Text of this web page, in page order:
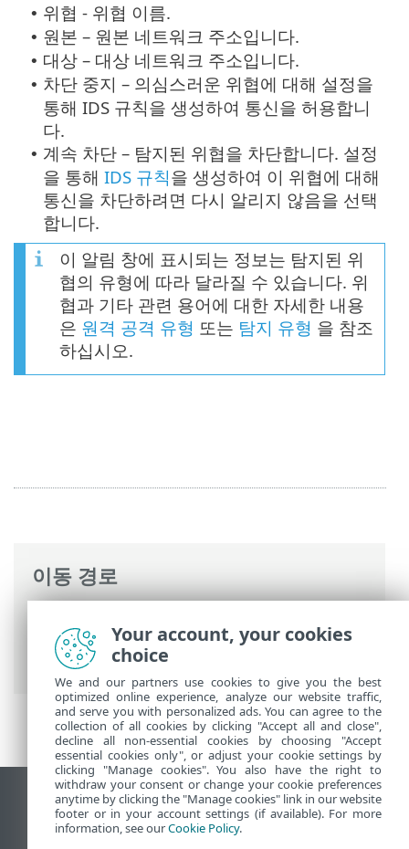
이동 경로
고급 설정
>네트워크 접근 보호>네트워크
공격 보호
> 의심스러운 위협이 차단됨
• 위협 - 위협 이름.
• 원본 – 원본 네트워크 주소입니다.
• 대상 – 대상 네트워크 주소입니다.
• 차단 중지 – 의심스러운 위협에 대해 설정을
통해 IDS 규칙을 생성하여 통신을 허용합니
다.
• 계속 차단 – 탐지된 위협을 차단합니다. 설정
을 통해 IDS 규칙을 생성하여 이 위협에 대해
통신을 차단하려면 다시 알리지 않음을 선택
합니다.
이 알림 창에 표시되는 정보는 탐지된 위
협의 유형에 따라 달라질 수 있습니다. 위
협과 기타 관련 용어에 대한 자세한 내용
은 원격 공격 유형 또는 탐지 유형 을 참조
하십시오.
데스크톱 사이트 보기
End of Life
Your account, your cookies
choice
We and our partners use cookies to give you the best
optimized online experience, analyze our website traffic,
and serve you with personalized ads. You can agree to the
collection of all cookies by clicking "Accept all and close",
decline all non-essential cookies by choosing "Accept
essential cookies only", or adjust your cookie settings by
clicking "Manage cookies". You also have the right to
withdraw your consent or change your cookie preferences
anytime by clicking the "Manage cookies" link in our website
footer or in your account settings (if available). For more
information, see ourCookie Policy.